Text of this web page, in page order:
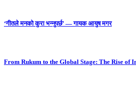
‘गीतले मनको कुरा भन्नुपर्छ’ — गायक आयुष मगर
From Rukum to the Global Stage: The Rise of